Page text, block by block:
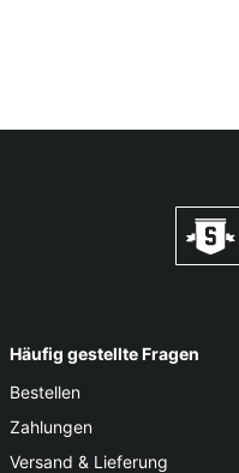
Häufig gestellte Fragen
Bestellen
Zahlungen
Versand & Lieferung